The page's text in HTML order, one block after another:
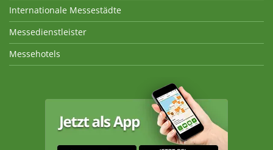
Internationale Messestädte
Messedienstleister
Messehotels